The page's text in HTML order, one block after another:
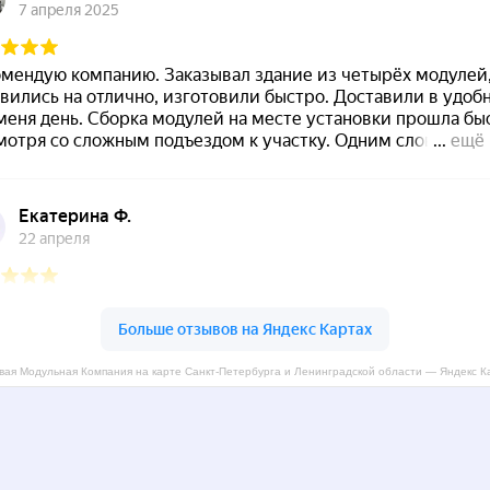
Модульная Компания на карте Санкт‑Петербурга и Ленинградской области — Яндекс